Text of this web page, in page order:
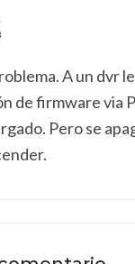
A un dvr
de firmware via
Pero se